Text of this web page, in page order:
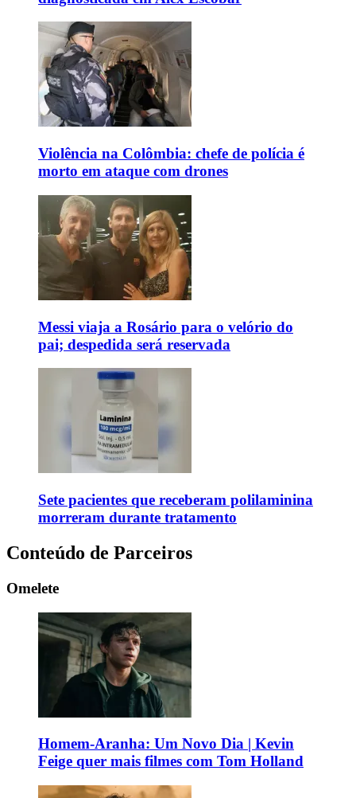
Violência na Colômbia: chefe de polícia é
morto em ataque com drones
Messi viaja a Rosário para o velório do
pai; despedida será reservada
Sete pacientes que receberam polilaminina
morreram durante tratamento
Conteúdo de Parceiros
Omelete
Homem-Aranha: Um Novo Dia | Kevin
Feige quer mais filmes com Tom Holland